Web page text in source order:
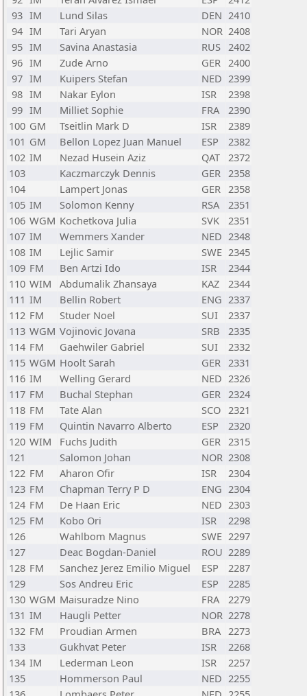
93 IM Lund Silas DEN 2410
94 IM Tari Aryan NOR 2408
95 IM Savina Anastasia RUS 2402
96 IM Zude Arno GER 2400
97 IM Kuipers Stefan NED 2399
98 IM Nakar Eylon ISR
2398
99 IM Milliet Sophie FRA
2390
100 GM Tseitlin Mark D ISR
2389
101 GM Bellon Lopez Juan Manuel ESP
2382
102 IM Nezad Husein Aziz QAT 2372
103
Kaczmarczyk Dennis GER 2358
104
Lampert Jonas GER 2358
105 IM Solomon Kenny RSA
2351
106 WGM Kochetkova Julia SVK
2351
107 IM Wemmers Xander NED 2348
108 IM Lejlic Samir SWE 2345
109 FM Ben Artzi Ido ISR
2344
110 WIM Abdumalik Zhansaya KAZ
2344
111 IM Bellin Robert ENG 2337
112 FM Studer Noel SUI
2337
113 WGM Vojinovic Jovana SRB
2335
114 FM Gaehwiler Gabriel SUI
2332
115 WGM Hoolt Sarah GER 2331
116 IM Welling Gerard NED 2326
117 FM Buchal Stephan GER 2324
118 FM Tate Alan SCO 2321
119 FM Quintin Navarro Alberto ESP
2320
120 WIM Fuchs Judith GER 2315
121
Salomon Johan NOR 2308
122 FM Aharon Ofir ISR
2304
123 FM Chapman Terry P D ENG 2304
124 FM De Haan Eric NED 2303
125 FM Kobo Ori ISR
2298
126
Wahlbom Magnus SWE 2297
127
Deac Bogdan-Daniel ROU 2289
128 FM Sanchez Jerez Emilio Miguel ESP
2287
129
Sos Andreu Eric ESP
2285
130 WGM Maisuradze Nino FRA
2279
131 IM Haugli Petter NOR 2278
132 FM Proudian Armen BRA 2273
133
Gukhvat Peter ISR
2268
134 IM Lederman Leon ISR
2257
135
Hommerson Paul NED 2255